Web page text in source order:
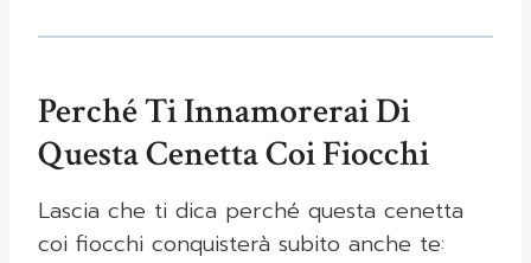
Perché Ti Innamorerai Di
Questa Cenetta Coi Fiocchi
Lascia che ti dica perché questa cenetta
coi fiocchi conquisterà subito anche te: